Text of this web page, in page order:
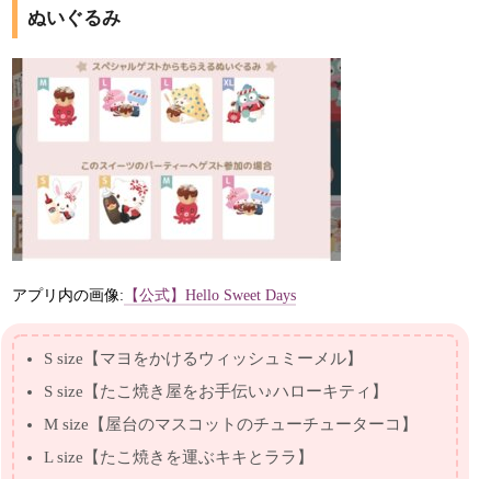
ぬいぐるみ
アプリ内の画像: 【公式】Hello Sweet Days
S size【マヨをかけるウィッシュミーメル】
S size【たこ焼き屋をお手伝い♪ハローキティ】
M size【屋台のマスコットのチューチューターコ】
L size【たこ焼きを運ぶキキとララ】